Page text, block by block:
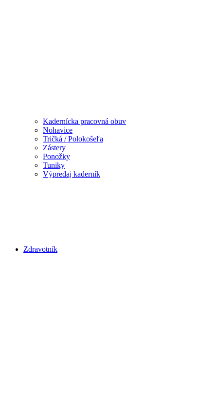
Kadernícka pracovná obuv
Nohavice
Tričká / Polokošeľa
Zástery
Ponožky
Tuniky
Výpredaj kaderník
Zdravotník